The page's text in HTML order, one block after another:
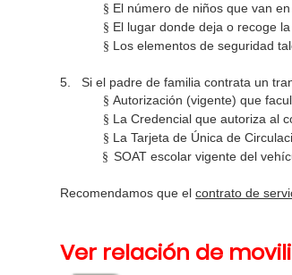
§ El número de niños que van
§ El lugar donde deja o recoge
§ Los elementos de seguridad
5. Si el padre de familia contrata un
§ Autorización (vigente) que
§ La Credencial que autoriza al
§ La Tarjeta de Única de
§ SOAT escolar vigente del
Recomendamos que elcontrato de
Ver relación de